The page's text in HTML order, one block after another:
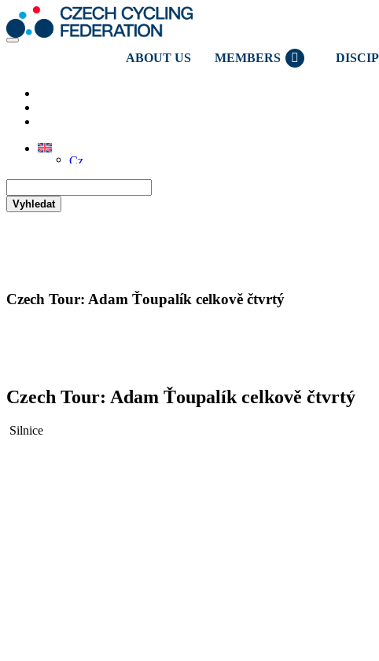
ABOUT US MEMBERS
Vyhledat
Czech Tour: Adam Ťoupalík celkově čtvrtý
Czech Tour: Adam Ťoupalík celkově čtvrtý
Silnice